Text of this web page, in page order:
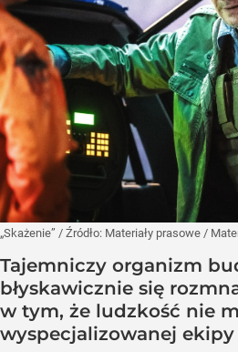
„Skażenie” / Źródło: Materiały prasowe /
Tajemniczy organizm
błyskawicznie się
w tym, że ludzkość nie
wyspecjalizowanej